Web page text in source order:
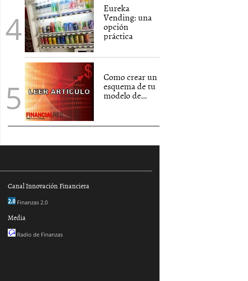
Eureka
Vending: una
opción
práctica
Como crear un
esquema de tu
modelo de...
Canal Innovación Financiera
Finanzas 2.0
Media
Radio de Finanzas